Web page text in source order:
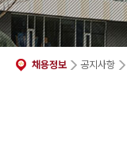
채용정보 공지사항